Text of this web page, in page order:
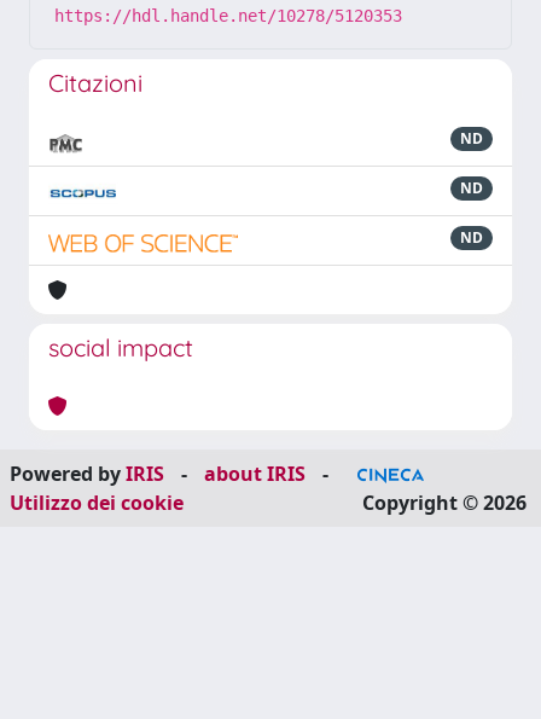
https://hdl.handle.net/10278/5120353
Citazioni
ND
ND
ND
social impact
Powered byIRIS - about IRIS
-
Utilizzo dei cookie
Copyright © 2026